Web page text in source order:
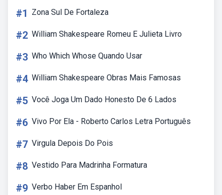
#1 Zona Sul De Fortaleza
#2 William Shakespeare Romeu E Julieta Livro
#3 Who Which Whose Quando Usar
#4 William Shakespeare Obras Mais Famosas
#5 Você Joga Um Dado Honesto De 6 Lados
#6 Vivo Por Ela - Roberto Carlos Letra Português
#7 Virgula Depois Do Pois
#8 Vestido Para Madrinha Formatura
#9 Verbo Haber Em Espanhol